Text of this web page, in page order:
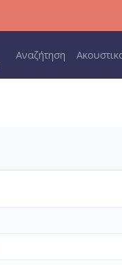
Main navigation
Αναζήτηση